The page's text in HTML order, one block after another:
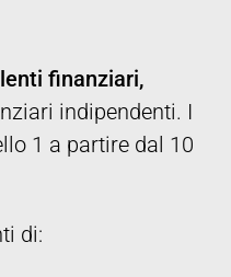
finanziari,
indipendenti. I
1 a partire dal 10
di: